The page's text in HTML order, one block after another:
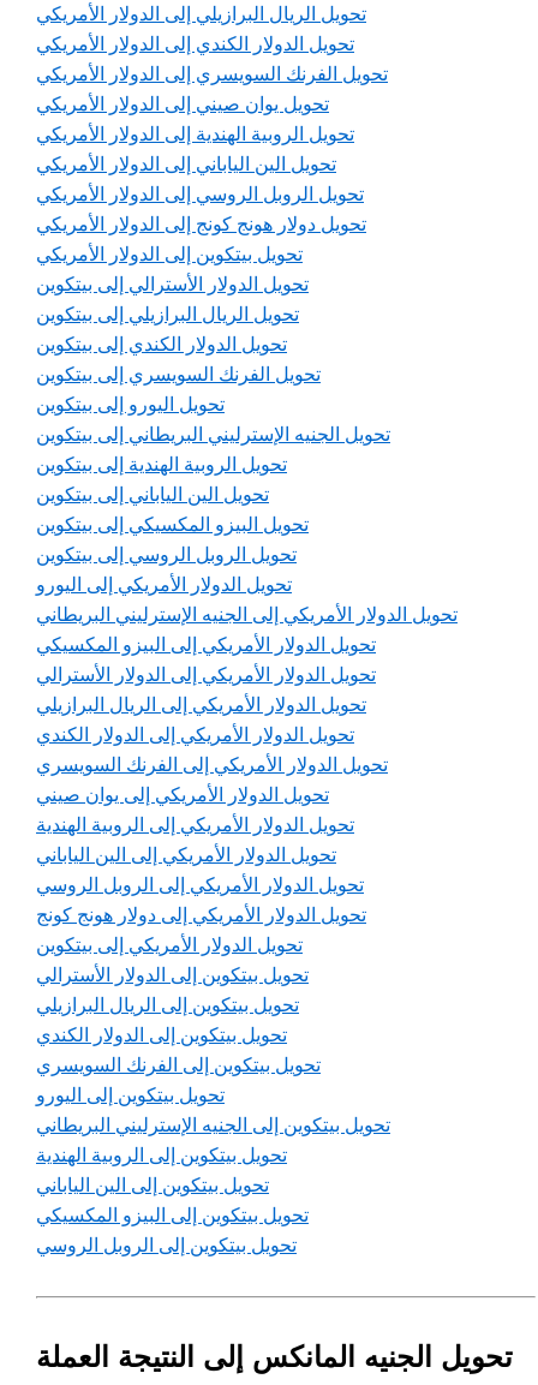
تحويل الريال البرازيلي إلى الدولار الأمريكي
تحويل الدولار الكندي إلى الدولار الأمريكي
تحويل الفرنك السويسري إلى الدولار الأمريكي
تحويل يوان صيني إلى الدولار الأمريكي
تحويل الروبية الهندية إلى الدولار الأمريكي
تحويل الين الياباني إلى الدولار الأمريكي
تحويل الروبل الروسي إلى الدولار الأمريكي
تحويل دولار هونج كونج إلى الدولار الأمريكي
تحويل بيتكوين إلى الدولار الأمريكي
تحويل الدولار الأسترالي إلى بيتكوين
تحويل الريال البرازيلي إلى بيتكوين
تحويل الدولار الكندي إلى بيتكوين
تحويل الفرنك السويسري إلى بيتكوين
تحويل اليورو إلى بيتكوين
تحويل الجنيه الإسترليني البريطاني إلى بيتكوين
تحويل الروبية الهندية إلى بيتكوين
تحويل الين الياباني إلى بيتكوين
تحويل البيزو المكسيكي إلى بيتكوين
تحويل الروبل الروسي إلى بيتكوين
تحويل الدولار الأمريكي إلى اليورو
تحويل الدولار الأمريكي إلى الجنيه الإسترليني البريطاني
تحويل الدولار الأمريكي إلى البيزو المكسيكي
تحويل الدولار الأمريكي إلى الدولار الأسترالي
تحويل الدولار الأمريكي إلى الريال البرازيلي
تحويل الدولار الأمريكي إلى الدولار الكندي
تحويل الدولار الأمريكي إلى الفرنك السويسري
تحويل الدولار الأمريكي إلى يوان صيني
تحويل الدولار الأمريكي إلى الروبية الهندية
تحويل الدولار الأمريكي إلى الين الياباني
تحويل الدولار الأمريكي إلى الروبل الروسي
تحويل الدولار الأمريكي إلى دولار هونج كونج
تحويل الدولار الأمريكي إلى بيتكوين
تحويل بيتكوين إلى الدولار الأسترالي
تحويل بيتكوين إلى الريال البرازيلي
تحويل بيتكوين إلى الدولار الكندي
تحويل بيتكوين إلى الفرنك السويسري
تحويل بيتكوين إلى اليورو
تحويل بيتكوين إلى الجنيه الإسترليني البريطاني
تحويل بيتكوين إلى الروبية الهندية
تحويل بيتكوين إلى الين الياباني
تحويل بيتكوين إلى البيزو المكسيكي
تحويل بيتكوين إلى الروبل الروسي
تحويل الجنيه المانكس إلى النتيجة العملة